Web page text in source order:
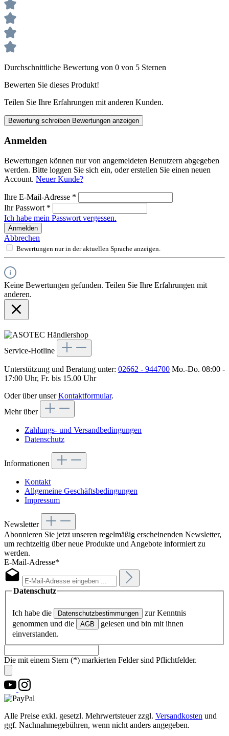
Durchschnittliche Bewertung von 0 von 5 Sternen
Bewerten Sie dieses Produkt!
Teilen Sie Ihre Erfahrungen mit anderen Kunden.
Bewertung schreiben Bewertungen anzeigen
Anmelden
Bewertungen können nur von angemeldeten Benutzern abgegeben
werden. Bitte loggen Sie sich ein, oder erstellen Sie einen neuen
Account. Neuer Kunde?
Ihre E-Mail-Adresse *
Ihr Passwort *
Ich habe mein Passwort vergessen.
Anmelden
Abbrechen
Bewertungen nur in der aktuellen Sprache anzeigen.
Keine Bewertungen gefunden. Teilen Sie Ihre Erfahrungen mit
anderen.
Service-Hotline
Unterstützung und Beratung unter: 02662 - 944700 Mo.-Do. 08:00 -
17:00 Uhr, Fr. bis 15.00 Uhr
Oder über unserKontaktformular.
Mehr über
Zahlungs- und Versandbedingungen
Datenschutz
Informationen
Kontakt
Allgemeine Geschäftsbedingungen
Impressum
Newsletter
Abonnieren Sie jetzt unseren regelmäßig erscheinenden Newsletter,
um rechtzeitig über neue Produkte und Angebote informiert zu
werden.
E-Mail-Adresse*
Datenschutz
Ich habe die Datenschutzbestimmungen
zur Kenntnis
genommen und die
AGB
gelesen und bin mit ihnen
einverstanden.
Die mit einem Stern (*) markierten Felder sind Pflichtfelder.
Alle Preise exkl. gesetzl. Mehrwertsteuer zzgl. Versandkosten und
ggf. Nachnahmegebühren, wenn nicht anders angegeben.